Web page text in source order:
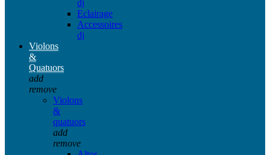
dj
Eclairage
Accessoires
dj
Violons
&
Quatuors
add
remove
Violons
&
quatuors
add
remove